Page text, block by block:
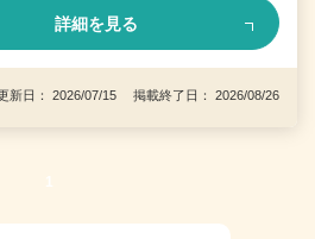
詳細を見る
新日： 2026/07/15 掲載終了日： 2026/08/26
1